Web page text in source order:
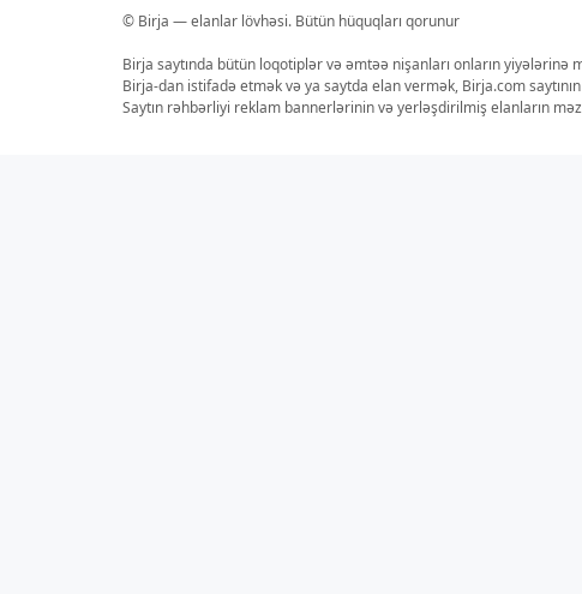
© Birja — elanlar lövhəsi. Bütün hüquqları qorunur
Birja saytında bütün loqotiplər və əmtəə nişanları onların yiyələrinə
Birja-dan istifadə etmək və ya saytda elan vermək, Birja.com
Saytın rəhbərliyi reklam bannerlərinin və yerləşdirilmiş elanların